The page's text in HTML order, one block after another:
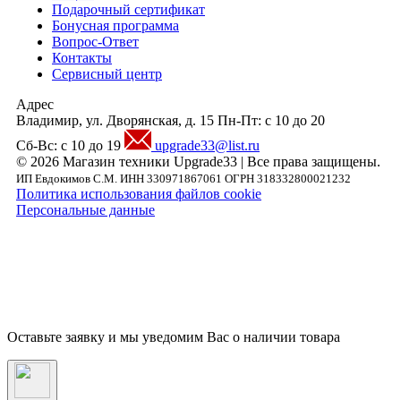
Подарочный сертификат
Бонусная программа
Вопрос-Ответ
Контакты
Сервисный центр
Адрес
Владимир, ул. Дворянская, д. 15 Пн-Пт: с 10 до 20
Сб-Вс: с 10 до 19
upgrade33@list.ru
© 2026 Магазин техники Upgrade33 | Все права защищены.
ИП Евдокимов С.М. ИНН 330971867061 ОГРН 318332800021232
Политика использования файлов cookie
Персональные данные
Оставьте заявку и мы уведомим Вас о наличии товара